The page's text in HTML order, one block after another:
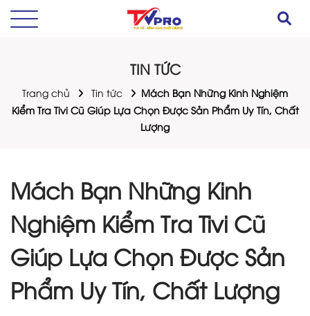
TIN TỨC
Trang chủ Tin tức
Mách Bạn Những Kinh Nghiệm
Kiểm Tra Tivi Cũ Giúp Lựa Chọn Được Sản Phẩm Uy Tín, Chất
Lượng
Mách Bạn Những Kinh
Nghiệm Kiểm Tra Tivi Cũ
Giúp Lựa Chọn Được Sản
Phẩm Uy Tín, Chất Lượng